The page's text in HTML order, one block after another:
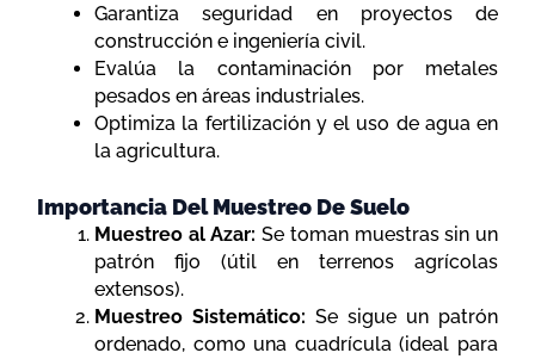
Garantiza seguridad en proyectos de
construcción e ingeniería civil.
Evalúa la contaminación por metales
pesados en áreas industriales.
Optimiza la fertilización y el uso de agua en
la agricultura.
Importancia Del Muestreo De Suelo
Muestreo al Azar: Se toman muestras sin un
patrón fijo (útil en terrenos agrícolas
extensos).
Muestreo Sistemático: Se sigue un patrón
ordenado, como una cuadrícula (ideal para